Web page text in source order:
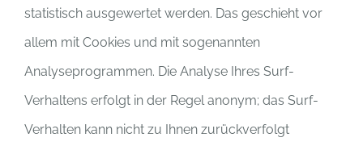
statistisch ausgewertet werden. Das geschieht vor
allem mit Cookies und mit sogenannten
Analyseprogrammen. Die Analyse Ihres Surf-
Verhaltens erfolgt in der Regel anonym; das Surf-
Verhalten kann nicht zu Ihnen zurückverfolgt